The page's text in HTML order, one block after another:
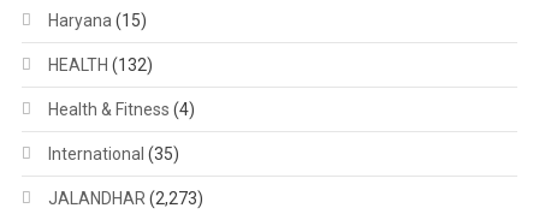
Haryana (15)
HEALTH (132)
Health & Fitness (4)
International (35)
JALANDHAR (2,273)